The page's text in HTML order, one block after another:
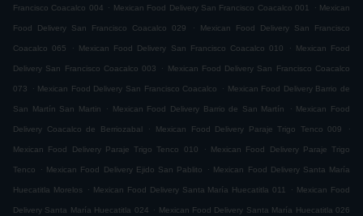
Francisco Coacalco 004 . Mexican Food Delivery San Francisco Coacalco 001 . Mexican
Food Delivery San Francisco Coacalco 029 . Mexican Food Delivery San Francisco
Coacalco 065 . Mexican Food Delivery San Francisco Coacalco 010 . Mexican Food
Delivery San Francisco Coacalco 003 . Mexican Food Delivery San Francisco Coacalco
073 . Mexican Food Delivery San Francisco Coacalco . Mexican Food Delivery Barrio de
San Martín San Martin . Mexican Food Delivery Barrio de San Martín . Mexican Food
Delivery Coacalco de Berriozabal . Mexican Food Delivery Paraje Trigo Tenco 009 .
Mexican Food Delivery Paraje Trigo Tenco 010 . Mexican Food Delivery Paraje Trigo
Tenco . Mexican Food Delivery Ejido San Pablito . Mexican Food Delivery Santa María
Huecatitla Morelos . Mexican Food Delivery Santa María Huecatitla 011 . Mexican Food
Delivery Santa María Huecatitla 024 . Mexican Food Delivery Santa María Huecatitla 026